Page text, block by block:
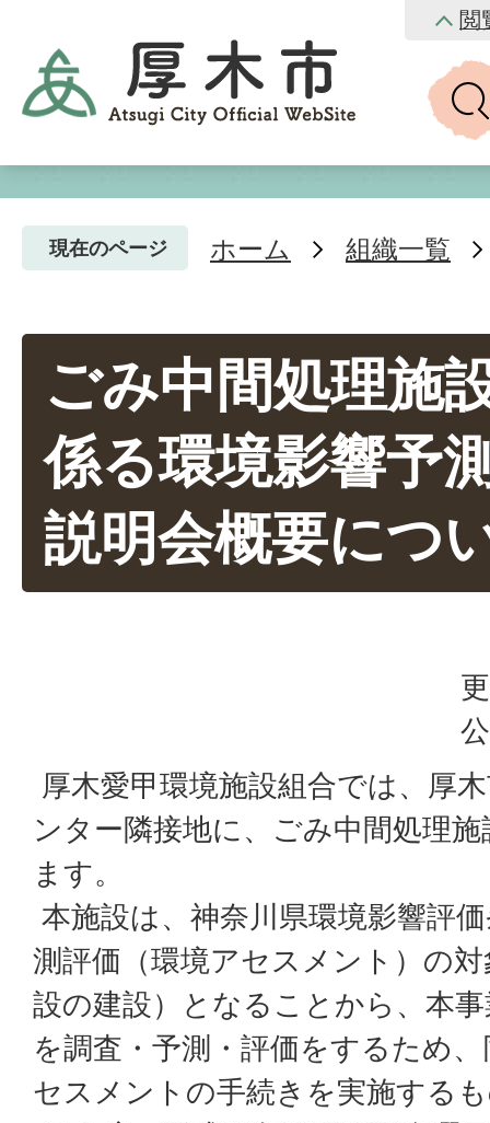
閲
現在のページ ホーム 組織一覧
ごみ中間処理施
係る環境影響予
説明会概要につ
厚木愛甲環境施設組合では、厚
ンター隣接地に、ごみ中間処理
ます。
本施設は、神奈川県環境影響評
測評価（環境アセスメント）の
設の建設）となることから、本
を調査・予測・評価をするため
セスメントの手続きを実施する